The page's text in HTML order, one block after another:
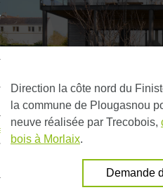
Trecobois
à NESTOR
Direction la côte nord du
la commune de Plougasnou
neuve réalisée par Trecobois,
bois à Morlaix.
Demande